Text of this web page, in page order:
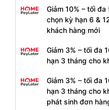
Giảm 10% – tối
chọn kỳ hạn 6 &
khách hàng mới
Giảm 3% – tối đa
hạn 3 tháng cho
Giảm 3% – tối đa
hạn 3 tháng cho
phát sinh đơn